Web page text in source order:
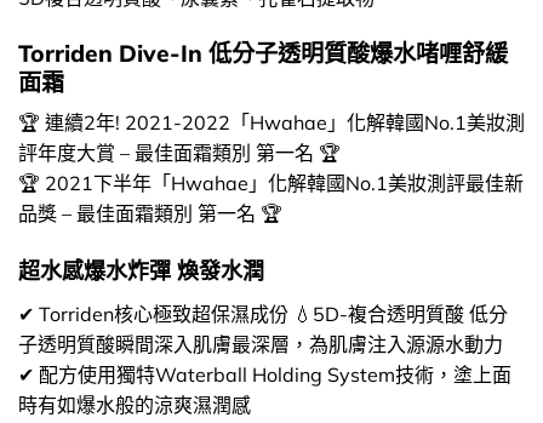
Torriden Dive-In 低分子透明質酸爆水啫喱舒緩
面霜
🏆 連續2年! 2021-2022「Hwahae」化解韓國No.1美妝測
評年度大賞 – 最佳面霜類別 第一名 🏆
🏆 2021下半年「Hwahae」化解韓國No.1美妝測評最佳新
品獎 – 最佳面霜類別 第一名 🏆
超水感爆水炸彈 煥發水潤
✔ Torriden核心極致超保濕成份 💧5D-複合透明質酸 低分
子透明質酸瞬間深入肌膚最深層，為肌膚注入源源水動力
✔ 配方使用獨特Waterball Holding System技術，塗上面
時有如爆水般的涼爽濕潤感